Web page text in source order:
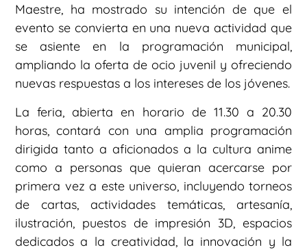
Maestre, ha mostrado su intención de que el
evento se convierta en una nueva actividad que
se asiente en la programación municipal,
ampliando la oferta de ocio juvenil y ofreciendo
nuevas respuestas a los intereses de los jóvenes.
La feria, abierta en horario de 11.30 a 20.30
horas, contará con una amplia programación
dirigida tanto a aficionados a la cultura anime
como a personas que quieran acercarse por
primera vez a este universo, incluyendo torneos
de cartas, actividades temáticas, artesanía,
ilustración, puestos de impresión 3D, espacios
dedicados a la creatividad, la innovación y la